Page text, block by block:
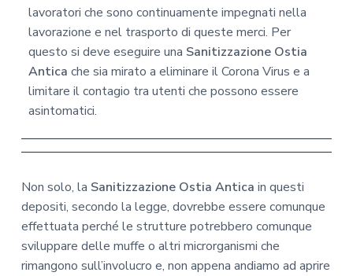
lavoratori che sono continuamente impegnati nella
lavorazione e nel trasporto di queste merci. Per
questo si deve eseguire una Sanitizzazione Ostia
Antica che sia mirato a eliminare il Corona Virus e a
limitare il contagio tra utenti che possono essere
asintomatici.
Non solo, la Sanitizzazione Ostia Antica in questi
depositi, secondo la legge, dovrebbe essere comunque
effettuata perché le strutture potrebbero comunque
sviluppare delle muffe o altri microrganismi che
rimangono sull’involucro e, non appena andiamo ad aprire